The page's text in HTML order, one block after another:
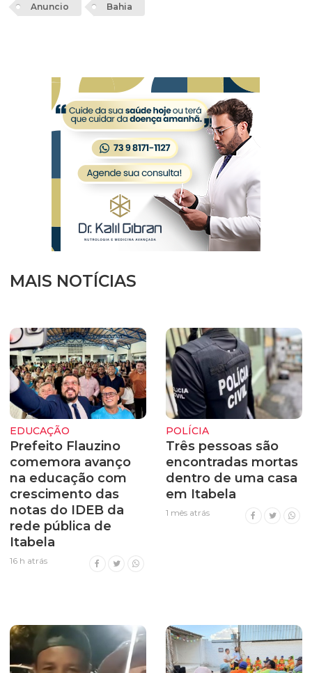
Anuncio Bahia
MAIS NOTÍCIAS
EDUCAÇÃO
Prefeito Flauzino
comemora avanço
na educação com
crescimento das
notas do IDEB da
rede pública de
Itabela
16 h atrás
POLÍCIA
Três pessoas são
encontradas mortas
dentro de uma casa
em Itabela
1 mês atrás